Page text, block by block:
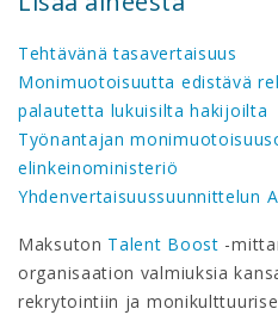
Tehtävänä tasavertaisuus
Monimuotoisuutta edistävä
palautetta lukuisilta hakijoilta
Työnantajan
elinkeinoministeriö
Yhdenvertaisuussuunnittelun
Maksuton Talent Boost -
organisaation valmiuksia
rekrytointiin ja